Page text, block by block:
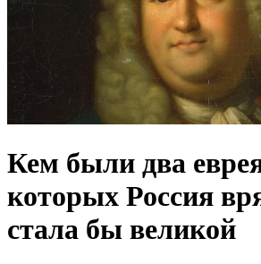
Кем были два
которых Россия
стала бы великой